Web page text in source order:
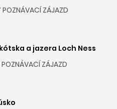
POZNÁVACÍ ZÁJAZD
a jazera Loch Ness
ZÁJAZD